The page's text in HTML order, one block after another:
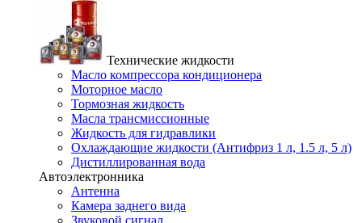
Технические жидкости
Масло компрессора кондиционера
Моторное масло
Тормозная жидкость
Масла трансмиссионные
Жидкость для гидравлики
Охлаждающие жидкости (Антифриз 1 л, 1.5 л, 5 л)
Дистиллированная вода
Автоэлектронника
Антенна
Камера заднего вида
Звуковой сигнал